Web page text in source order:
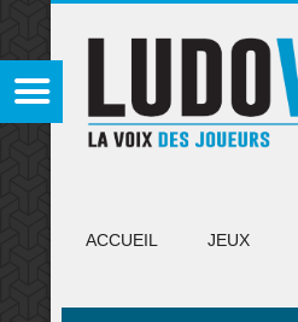
ACCUEIL JEUX